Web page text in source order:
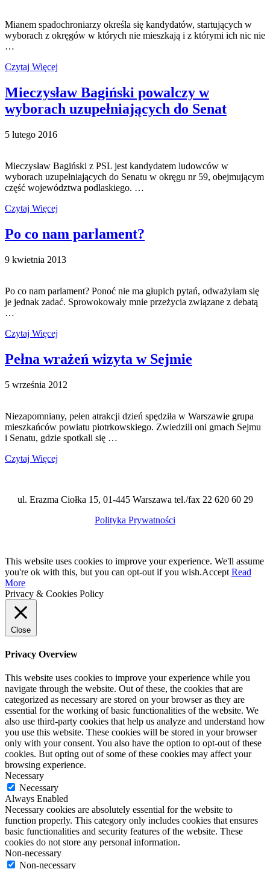
Mianem spadochroniarzy określa się kandydatów, startujących w
wyborach z okręgów w których nie mieszkają i z którymi ich nic nie
…
Czytaj Więcej
Mieczysław Bagiński powalczy w
wyborach uzupełniających do Senat
5 lutego 2016
Mieczysław Bagiński z PSL jest kandydatem ludowców w
wyborach uzupełniających do Senatu w okręgu nr 59, obejmującym
część województwa podlaskiego. …
Czytaj Więcej
Po co nam parlament?
9 kwietnia 2013
Po co nam parlament? Ponoć nie ma głupich pytań, odważyłam się
je jednak zadać. Sprowokowały mnie przeżycia związane z debatą
…
Czytaj Więcej
Pełna wrażeń wizyta w Sejmie
5 września 2012
Niezapomniany, pełen atrakcji dzień spędziła w Warszawie grupa
mieszkańców powiatu piotrkowskiego. Zwiedzili oni gmach Sejmu
i Senatu, gdzie spotkali się …
Czytaj Więcej
ul. Erazma Ciołka 15, 01-445 Warszawa tel./fax 22 620 60 29
Polityka Prywatności
This website uses cookies to improve your experience. We'll assume
you're ok with this, but you can opt-out if you wish.Accept Read
More
Privacy & Cookies Policy
Close
Privacy Overview
This website uses cookies to improve your experience while you
navigate through the website. Out of these, the cookies that are
categorized as necessary are stored on your browser as they are
essential for the working of basic functionalities of the website. We
also use third-party cookies that help us analyze and understand how
you use this website. These cookies will be stored in your browser
only with your consent. You also have the option to opt-out of these
cookies. But opting out of some of these cookies may affect your
browsing experience.
Necessary
Necessary
Always Enabled
Necessary cookies are absolutely essential for the website to
function properly. This category only includes cookies that ensures
basic functionalities and security features of the website. These
cookies do not store any personal information.
Non-necessary
Non-necessary